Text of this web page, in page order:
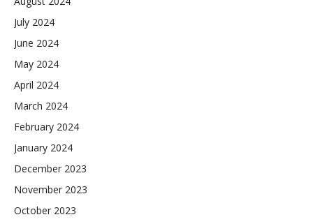
July 2024
June 2024
May 2024
April 2024
March 2024
February 2024
January 2024
December 2023
November 2023
October 2023